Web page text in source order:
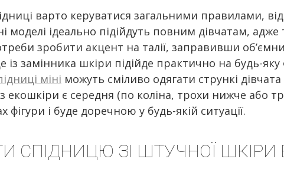
варто керуватися загальними правилами,
моделі ідеально підійдуть повним дівчатам,
зробити акцент на талії, заправивши
із замінника шкіри підійде практично на будь-яку
міні можуть сміливо одягати стрункі
екошкіри є середня (по коліна, трохи нижче або
фігури і буде доречною у будь-якій ситуації.
СПІДНИЦЮ ЗІ ШТУЧНОЇ ШКІРИ В